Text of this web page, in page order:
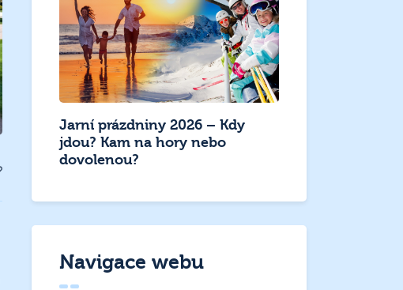
Jarní prázdniny 2026 – Kdy
jdou? Kam na hory nebo
dovolenou?
Navigace webu